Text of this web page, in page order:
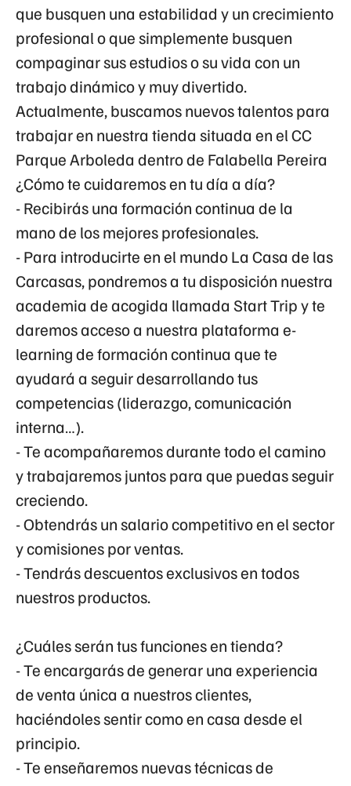
que busquen una estabilidad y un crecimiento
profesional o que simplemente busquen
compaginar sus estudios o su vida con un
trabajo dinámico y muy divertido.
Actualmente, buscamos nuevos talentos para
trabajar en nuestra tienda situada en elCC
Parque Arboleda dentro de Falabella Pereira
¿Cómo te cuidaremos en tu día a día?
- Recibirás una formación continua de la
mano de los mejores profesionales.
- Para introducirte en el mundo La Casa de las
Carcasas, pondremos a tu disposición nuestra
academia de acogida llamada Start Trip y te
daremos acceso a nuestra plataforma e-
learning de formación continua que te
ayudará a seguir desarrollando tus
competencias (liderazgo, comunicación
interna…).
- Te acompañaremos durante todo el camino
y trabajaremos juntos para que puedas seguir
creciendo.
- Obtendrás un salario competitivo en el sector
y comisiones por ventas.
- Tendrás descuentos exclusivos en todos
nuestros productos.
¿Cuáles serán tus funciones en tienda?
- Te encargarás de generar una experiencia
de venta única a nuestros clientes,
haciéndoles sentir como en casa desde el
principio.
- Te enseñaremos nuevas técnicas de